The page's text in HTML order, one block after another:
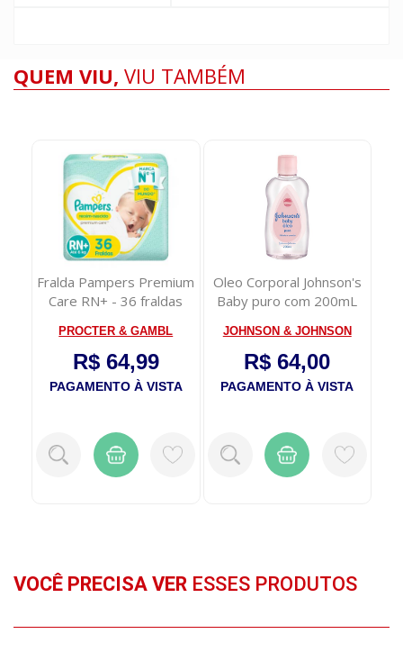
QUEM VIU, VIU TAMBÉM
Fralda Pampers Premium
Care RN+ - 36 fraldas
PROCTER & GAMBL
R$ 64,99
PAGAMENTO À VISTA
Oleo Corporal Johnson's
Baby puro com 200mL
JOHNSON & JOHNSON
R$ 64,00
PAGAMENTO À VISTA
VOCÊ PRECISA VER ESSES PRODUTOS